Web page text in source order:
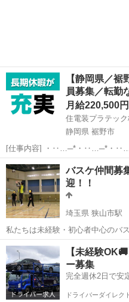
【静岡県／
員募集／転勤
月給220,500円
住電装プラテッ
静岡県 裾野市
[仕事内容] ・‥…─*・‥…─*・
テック株式会社】 当社では、 自
たしている、 ワイヤーハーネス
製造を成形・プ...
静岡 裾野市 工場
バスケ仲間募
迎！！
埼玉県 狭山市駅
私たちは未経験・初心者中心のバ
はあるけどやったことがない」 「体育の授業や遊び程度しか経験がな
い」 「久しぶりに軽く体を動かしたい」 そんな方にぴったりの、ゆる
くて楽しい雰囲気...
埼玉 狭山市 狭山市駅
【未経験
ー募集
完全週休2日で安
ドライバーダイレクト